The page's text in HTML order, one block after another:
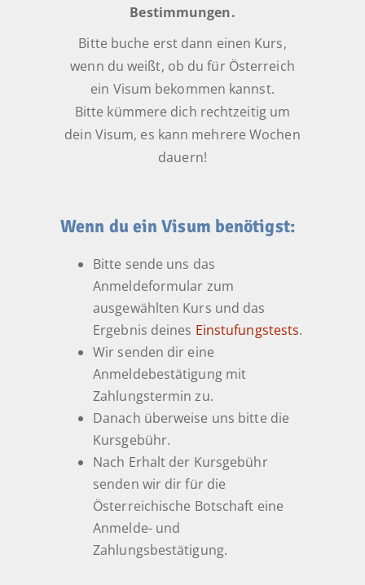
Bestimmungen.
Bitte buche erst dann einen Kurs,
wenn du weißt, ob du für Österreich
ein Visum bekommen kannst.
Bitte kümmere dich rechtzeitig um
dein Visum, es kann mehrere Wochen
dauern!
Wenn du ein Visum benötigst:
Bitte sende uns das
Anmeldeformular zum
ausgewählten Kurs und das
Ergebnis deines Einstufungstests.
Wir senden dir eine
Anmeldebestätigung mit
Zahlungstermin zu.
Danach überweise uns bitte die
Kursgebühr.
Nach Erhalt der Kursgebühr
senden wir dir für die
Österreichische Botschaft eine
Anmelde- und
Zahlungsbestätigung.